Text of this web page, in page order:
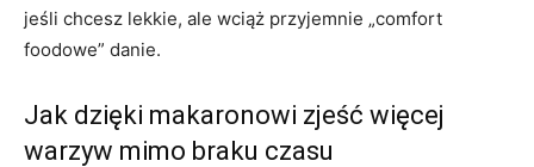
jeśli chcesz lekkie, ale wciąż przyjemnie „comfort
foodowe” danie.
Jak dzięki makaronowi zjeść więcej
warzyw mimo braku czasu